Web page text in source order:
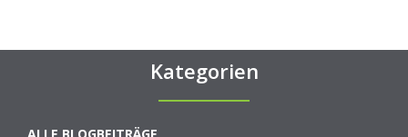
Kategorien